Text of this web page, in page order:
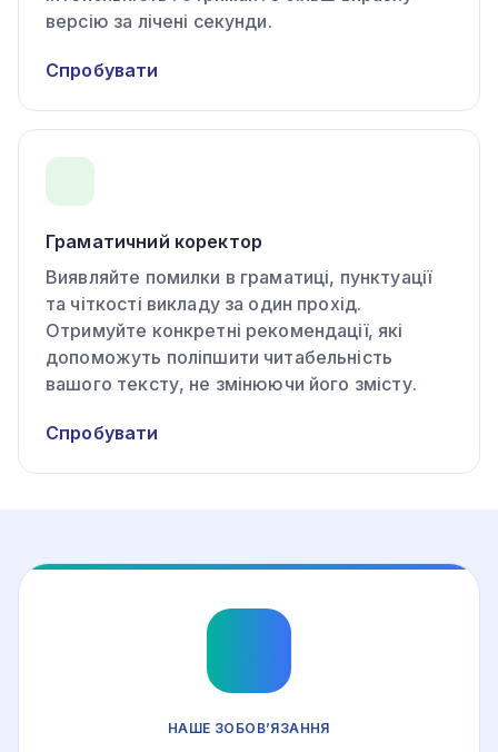
версію за лічені секунди.
Спробувати
Граматичний коректор
Виявляйте помилки в граматиці, пунктуації
та чіткості викладу за один прохід.
Отримуйте конкретні рекомендації, які
допоможуть поліпшити читабельність
вашого тексту, не змінюючи його змісту.
Спробувати
НАШЕ ЗОБОВ’ЯЗАННЯ